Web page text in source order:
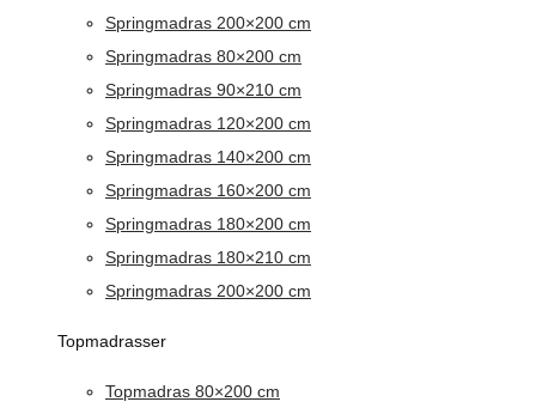
Springmadras 200×200 cm
Springmadras 80×200 cm
Springmadras 90×210 cm
Springmadras 120×200 cm
Springmadras 140×200 cm
Springmadras 160×200 cm
Springmadras 180×200 cm
Springmadras 180×210 cm
Springmadras 200×200 cm
Topmadrasser
Topmadras 80×200 cm